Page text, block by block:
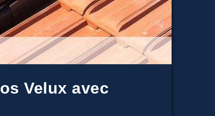
Velux avec